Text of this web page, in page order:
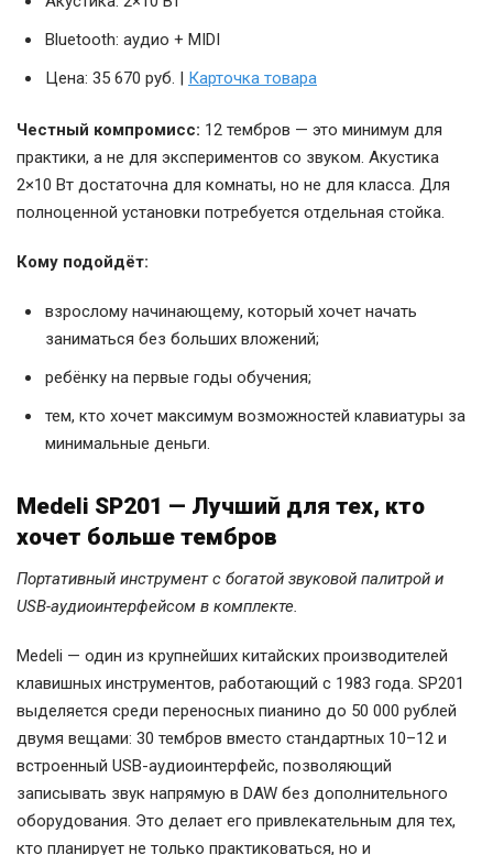
Bluetooth: аудио + MIDI
Цена: 35 670 руб. | Карточка товара
Честный компромисс: 12 тембров — это минимум для
практики, а не для экспериментов со звуком. Акустика
2×10 Вт достаточна для комнаты, но не для класса. Для
полноценной установки потребуется отдельная стойка.
Кому подойдёт:
взрослому начинающему, который хочет начать
заниматься без больших вложений;
ребёнку на первые годы обучения;
тем, кто хочет максимум возможностей клавиатуры за
минимальные деньги.
Medeli SP201 — Лучший для тех, кто
хочет больше тембров
Портативный инструмент с богатой звуковой палитрой и
USB-аудиоинтерфейсом в комплекте.
Medeli — один из крупнейших китайских производителей
клавишных инструментов, работающий с 1983 года. SP201
выделяется среди переносных пианино до 50 000 рублей
двумя вещами: 30 тембров вместо стандартных 10–12 и
встроенный USB-аудиоинтерфейс, позволяющий
записывать звук напрямую в DAW без дополнительного
оборудования. Это делает его привлекательным для тех,
кто планирует не только практиковаться, но и